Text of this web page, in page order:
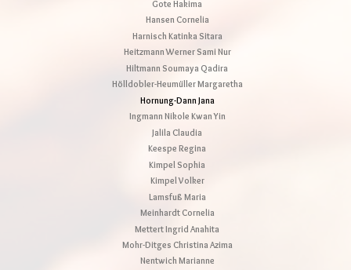
Gote Hakima
Hansen Cornelia
Harnisch Katinka Sitara
Heitzmann Werner Sami Nur
Hiltmann Soumaya Qadira
Hölldobler-Heumüller Margaretha
Hornung-Dann Jana
Ingmann Nikole Kwan Yin
Jalila Claudia
Keespe Regina
Kimpel Sophia
Kimpel Volker
Lamsfuß Maria
Meinhardt Cornelia
Mettert Ingrid Anahita
Mohr-Ditges Christina Azima
Nentwich Marianne